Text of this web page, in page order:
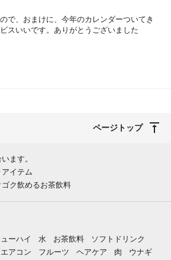
で、おまけに、今年のカレンダーついてき
スいいです。ありがとうございました
ページトップ
ます。
イテム
ク飲めるお茶飲料
ーハイ 水 お茶飲料
ソフトドリンク
エアコン フルーツ ヘアケア 肉 ウナギ